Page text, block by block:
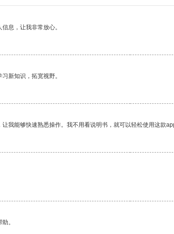
息，让我非常放心。
新知识，拓宽视野。
我能够快速熟悉操作。我不用看说明书，就可以轻松使用这款
。